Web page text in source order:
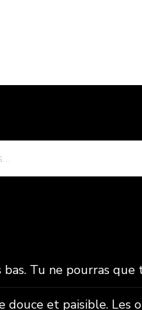
Tu ne pourras que
douce et paisible. Les